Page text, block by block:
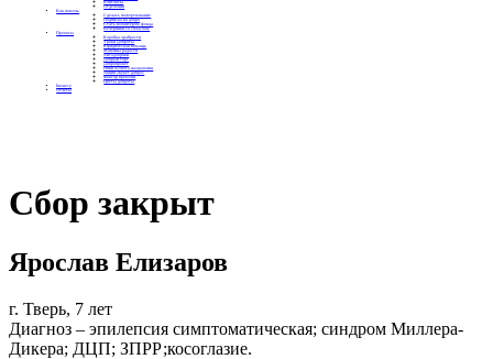
Контакты
Отделения
Как помочь
Сделать пожертвование
Подписка на добро
Стать волонтером фонда
Вечеринки со смыслом
Проекты
Коробка храбрости
Уроки Доброты
Юридическая помощь
Мамины радости
Автодобряки
Добрый торт
Добропробег
Няни особого назначения
Акция «Букет добра»
Фактор времени
Цветы доброты
Бизнесу
Отчеты
Сбор закрыт
Ярослав Елизаров
г. Тверь, 7 лет
Диагноз – эпилепсия симптоматическая; синдром Миллера-
Дикера; ДЦП; ЗПРР;косоглазие.